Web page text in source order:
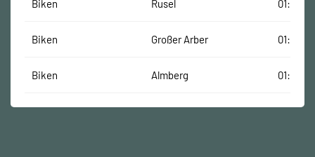
Biken Rusel
Biken Großer Arber
Biken Almberg